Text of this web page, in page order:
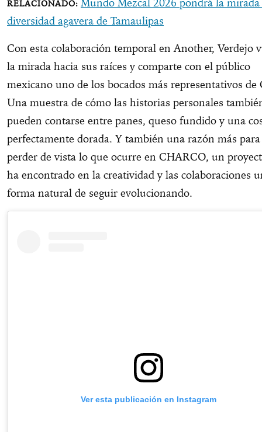
diversidad agavera de Tamaulipas
Con esta colaboración temporal en Another, Verdejo
la mirada hacia sus raíces y comparte con el público
mexicano uno de los bocados más representativos de
Una muestra de cómo las historias personales
pueden contarse entre panes, queso fundido y una
perfectamente dorada. Y también una razón más
perder de vista lo que ocurre en CHARCO, un
ha encontrado en la creatividad y las colaboraciones
forma natural de seguir evolucionando.
Ver esta publicación en Instagram